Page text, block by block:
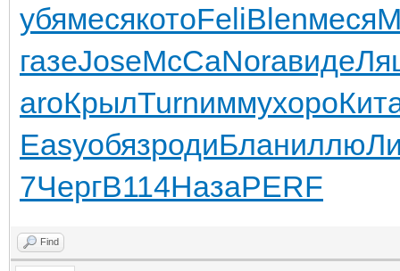
убямесякотоFeliBlenмеся
газеJoseMcCaNoraвиде
aroКрылTurnиммухоро
EasyобязродиБланиллю
7ЧергB114НазаPERF
Find